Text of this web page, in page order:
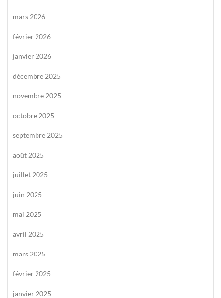
mars 2026
février 2026
janvier 2026
décembre 2025
novembre 2025
octobre 2025
septembre 2025
août 2025
juillet 2025
juin 2025
mai 2025
avril 2025
mars 2025
février 2025
janvier 2025